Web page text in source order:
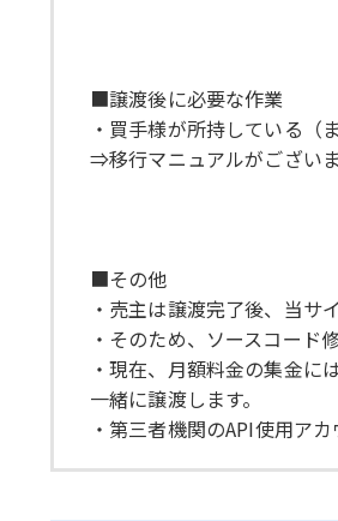
■譲渡後に必要な作業
・買手様が所持している（
⇒移行マニュアルがござい
■その他
・売主は譲渡完了後、当サ
・そのため、ソースコード
・現在、月額料金の集金
一緒に譲渡します。
・第三者機関のAPI使用ア